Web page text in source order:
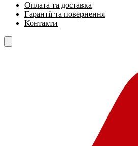
Оплата та доставка
Гарантії та повернення
Контакти